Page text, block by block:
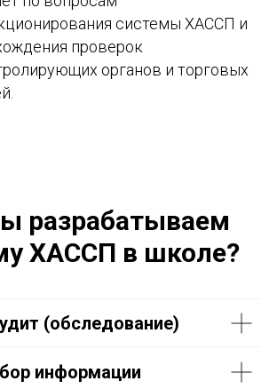
системы ХАССП и
проверок
органов и торговых
разрабатываем
ХАССП в школе?
(обследование)
информации